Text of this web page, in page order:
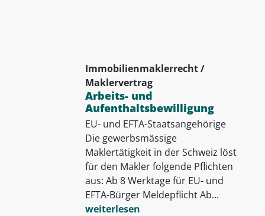
Immobilienmaklerrecht /
Maklervertrag
Arbeits- und
Aufenthaltsbewilligung
EU- und EFTA-Staatsangehörige
Die gewerbsmässige
Maklertätigkeit in der Schweiz löst
für den Makler folgende Pflichten
aus: Ab 8 Werktage für EU- und
EFTA-Bürger Meldepflicht Ab...
weiterlesen